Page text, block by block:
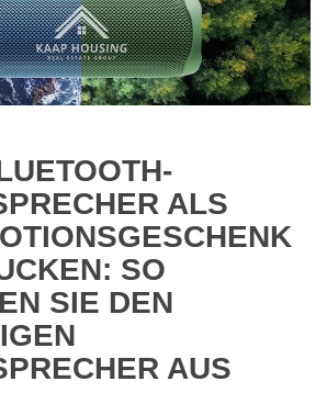
ALS
SO
SIE DEN
AUS